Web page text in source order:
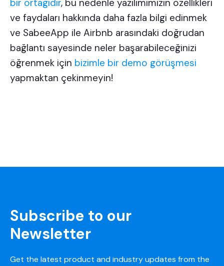
bir ortağıdır, bu nedenle yazılımımızın özellikleri
ve faydaları hakkında daha fazla bilgi edinmek
ve SabeeApp ile Airbnb arasındaki doğrudan
bağlantı sayesinde neler başarabileceğinizi
öğrenmek için bizimle bir demo görüşmesi
yapmaktan çekinmeyin!
Subscribe to our
Newsletter
Get the latest product and industry updates from the